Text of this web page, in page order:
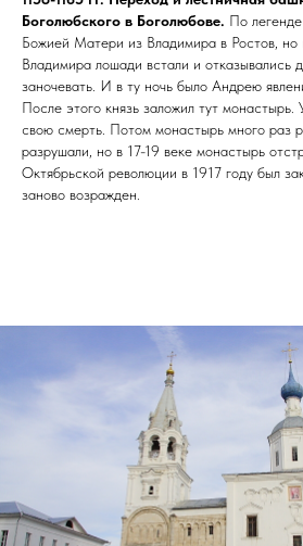
Боголюбского в Боголюбове. По
Божией Матери из Владимира в Ростов, но
Владимира лошади встали и отказывались
заночевать. И в ту ночь было Андрею
После этого князь заложил тут
свою смерть. Потом монастырь много раз
разрушали, но в 17-19 веке монастырь
Октябрьской революции в 1917 году был
заново возражден.